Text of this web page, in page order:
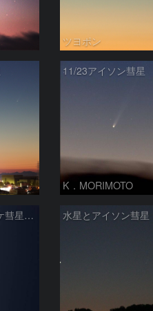
ツヨポン
11/23アイソン彗星
K．MORIMOTO
アイソン彗星、エンケ彗星のランデブー 水星とアイソン彗星